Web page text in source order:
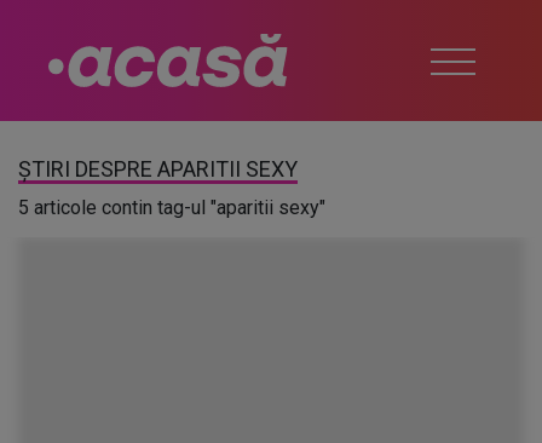
ȘTIRI DESPRE APARITII SEXY
5 articole contin tag-ul "aparitii sexy"